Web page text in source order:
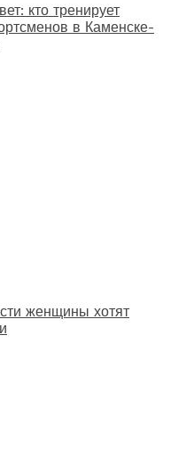
кто тренирует
в Каменске-
женщины хотят